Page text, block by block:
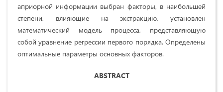
априорной информации выбран факторы, в наибольшей
степени, влияющие на экстракцию, установлен
математический модель процесса, представляющую
собой уравнение регрессии первого порядка. Определены
оптимальные параметры основных факторов.
ABSTRACT